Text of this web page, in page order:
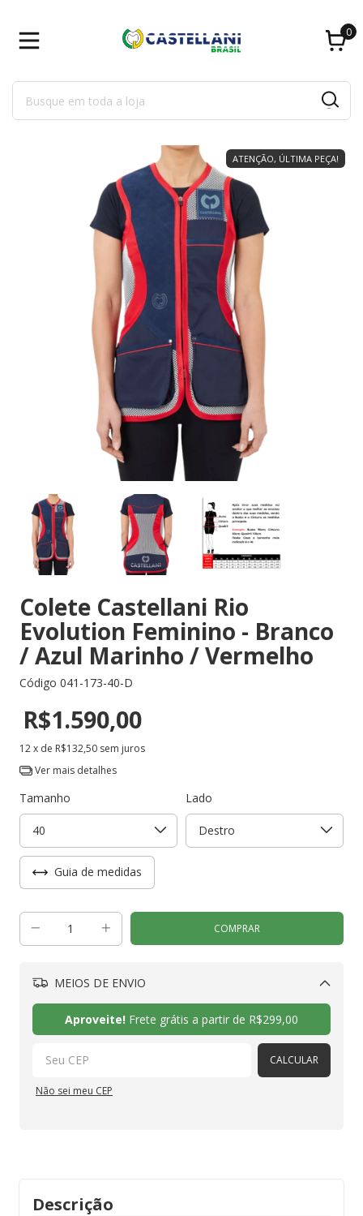
0
ATENÇÃO, ÚLTIMA PEÇA!
Colete Castellani Rio
Evolution Feminino - Branco
/ Azul Marinho / Vermelho
Código 041-173-40-D
R$1.590,00
12x de R$132,50 sem juros
Ver mais detalhes
Tamanho Lado
Guia de medidas
MEIOS DE ENVIO
Aproveite! Frete grátis a partir de R$299,00
CALCULAR
Não sei meu CEP
Descrição